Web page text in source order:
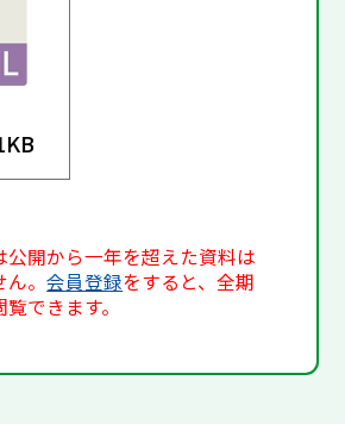
公開から一年を超えた資料は
ん。会員登録をすると、全期
できます。